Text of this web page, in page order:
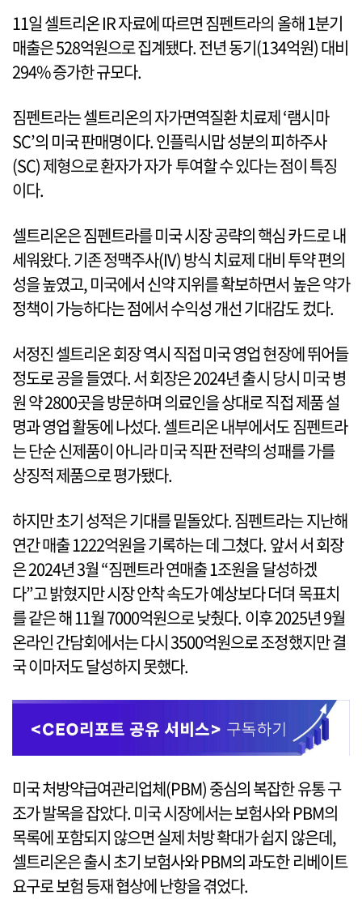
11일 셀트리온 IR 자료에 따르면 짐펜트라의 올해 1분기
매출은 528억원으로 집계됐다. 전년 동기(134억원) 대비
294% 증가한 규모다.
짐펜트라는 셀트리온의 자가면역질환 치료제 ‘램시마
SC’의 미국 판매명이다. 인플릭시맙 성분의 피하주사
(SC) 제형으로 환자가 자가 투여할 수 있다는 점이 특징
이다.
셀트리온은 짐펜트라를 미국 시장 공략의 핵심 카드로 내
세워왔다. 기존 정맥주사(IV) 방식 치료제 대비 투약 편의
성을 높였고, 미국에서 신약 지위를 확보하면서 높은 약가
정책이 가능하다는 점에서 수익성 개선 기대감도 컸다.
서정진 셀트리온 회장 역시 직접 미국 영업 현장에 뛰어들
정도로 공을 들였다. 서 회장은 2024년 출시 당시 미국 병
원 약 2800곳을 방문하며 의료인을 상대로 직접 제품 설
명과 영업 활동에 나섰다. 셀트리온 내부에서도 짐펜트라
는 단순 신제품이 아니라 미국 직판 전략의 성패를 가를
상징적 제품으로 평가됐다.
하지만 초기 성적은 기대를 밑돌았다. 짐펜트라는 지난해
연간 매출 1222억원을 기록하는 데 그쳤다. 앞서 서 회장
은 2024년 3월 “짐펜트라 연매출 1조원을 달성하겠
다”고 밝혔지만 시장 안착 속도가 예상보다 더뎌 목표치
를 같은 해 11월 7000억원으로 낮췄다. 이후 2025년 9월
온라인 간담회에서는 다시 3500억원으로 조정했지만 결
국 이마저도 달성하지 못했다.
미국 처방약급여관리업체(PBM) 중심의 복잡한 유통 구
조가 발목을 잡았다. 미국 시장에서는 보험사와 PBM의
목록에 포함되지 않으면 실제 처방 확대가 쉽지 않은데,
셀트리온은 출시 초기 보험사와 PBM의 과도한 리베이트
요구로 보험 등재 협상에 난항을 겪었다.